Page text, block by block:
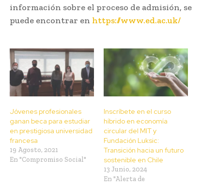
información sobre el proceso de admisión, se
puede encontrar en https://www.ed.ac.uk/
Jóvenes profesionales
ganan beca para estudiar
en prestigiosa universidad
francesa
19 Agosto, 2021
En "Compromiso Social"
Inscríbete en el curso
híbrido en economía
circular del MIT y
Fundación Luksic:
Transición hacia un futuro
sostenible en Chile
13 Junio, 2024
En "Alerta de